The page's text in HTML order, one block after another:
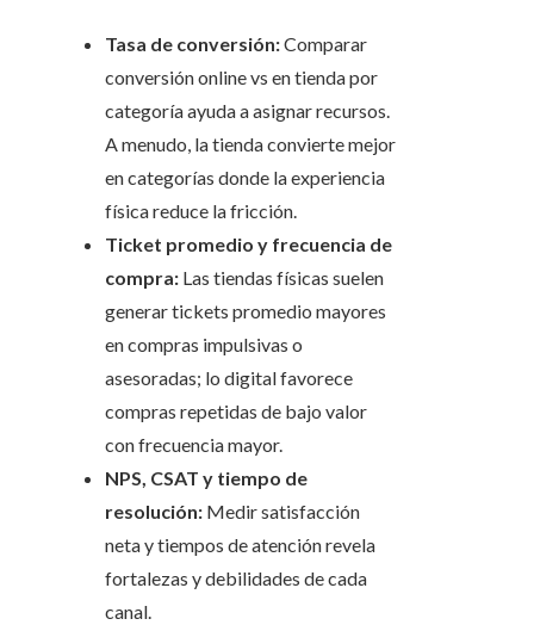
Tasa de conversión:Comparar
conversión online vs en tienda por
categoría ayuda a asignar recursos.
A menudo, la tienda convierte mejor
en categorías donde la experiencia
física reduce la fricción.
Ticket promedio y frecuencia de
compra: Las tiendas físicas suelen
generar tickets promedio mayores
en compras impulsivas o
asesoradas; lo digital favorece
compras repetidas de bajo valor
con frecuencia mayor.
NPS, CSAT y tiempo de
resolución: Medir satisfacción
neta y tiempos de atención revela
fortalezas y debilidades de cada
canal.